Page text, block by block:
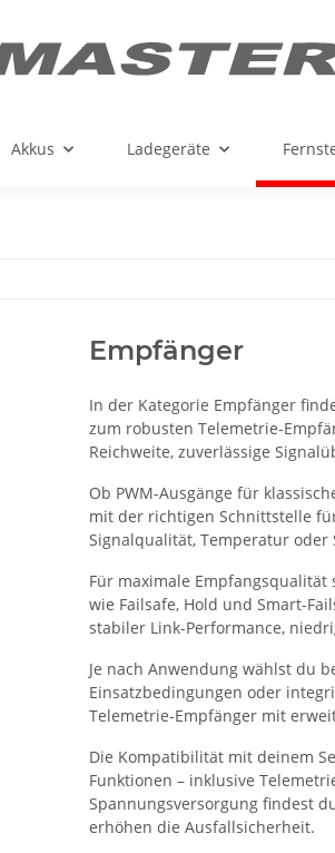
Akkus Ladegeräte
Empfänger
In der Kategorie Empfänger
zum robusten Telemetrie-
Reichweite, zuverlässige
Ob PWM-Ausgänge für
mit der richtigen Schnittstelle
Signalqualität, Temperatur oder
Für maximale
wie Failsafe, Hold und Smart-
stabiler Link-Performance,
Je nach Anwendung wählst du
Einsatzbedingungen oder
Telemetrie-Empfänger mit
Die Kompatibilität mit deinem
Funktionen – inklusive
Spannungsversorgung findest
erhöhen die Ausfallsicherheit.